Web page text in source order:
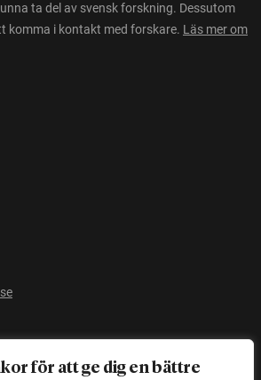
för att ge dig en bättre
ta del av svensk forskning. Dessutom
komma i kontakt med forskare. Läs mer om